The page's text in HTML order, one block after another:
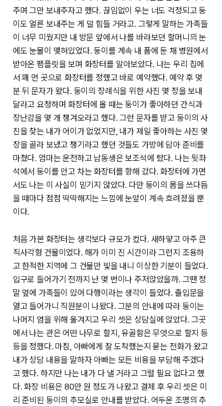
주며 그만 보내주자고 했다. 끊임없이 우는 너도 걱정되고 둥
이도 얼른 보내주는 게 덜 힘들 거라고. 그렇게 말하는 가족들
이 너무 미웠지만 내 방문 앞에서 나를 바라보던 할머니의 눈
에도 눈물이 맺혀있었다. 둥이를 계속 내 품에 둔 채 병원에서
받아온 팸플릿을 보며 화장터를 알아보았다. 나는 우리 집에
서 꽤 먼 곳으로 화장터를 정했고 바로 예약했다. 예약 후 몇
분 뒤 문자가 왔다. 둥이의 장례식을 위한 사진 몇 장을 보내
달라고 요청하며 화장터에 올 때는 둥이가 좋아하던 간식과
장난감을 몇 개 챙겨오라고 했다. 그런 문자를 받고 둥이의 사
진을 찾는 내가 어이가 없었지만, 내가 제일 좋아하는 사진 몇
장을 골라 보냈고 챙기라고 했던 것들도 가방에 담아 준비를
마쳤다. 엄마는 운전하고 남동생은 보조석에 탔다. 나는 뒷좌
석에서 둥이를 안고 차는 화장터를 향해 갔다. 화장터에 가면
서도 나는 이 사실이 믿기지 않았다. 다만 둥이의 몸을 쓰다듬
을 때마다 점점 딱딱해지는 느낌에 눈앞이 계속 흐려졌을 뿐
이다.
처음 가본 화장터는 생각보다 규모가 컸다. 새하얗고 아주 큰
직사각형 건물이었다. 해가 이미 진 시간이라 그런지 조용하
고 한적한 지역에 그 건물만 빛을 내니 이상한 기분이 들었다.
입구로 들어가기 전까지 난 몇 번이나 주저앉았을까. 그땐 정
말 옆에 가족들이 있어 다행이라는 생각이 들었다. 출입문을
열고 들어가니 직원분이 나왔다. 그분의 안내에 따라 둥이는
나머지 염을 위해 옮겨지고 우리 셋은 상담실에 앉았다. 그곳
에서 나는 관은 어떤 나무로 할지, 유골함은 무엇으로 할지 등
등을 정했다. 마침, 아빠에게 잘 도착했는지 묻는 전화가 왔고
내가 상담 내용을 말하자 아빠는 모든 비용을 부담해 주겠다
고 했다. 하지만 나는 내가 다 낼 거라고 그럴 필요 없다고 했
다. 화장 비용은 80만 원 정도가 나왔고 결제 후 우리 셋은 미
리 준비된 둥이의 추모실로 안내를 받았다. 어두운 조명의 추